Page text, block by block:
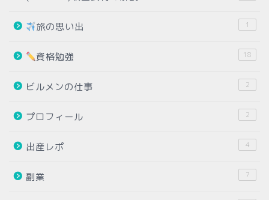
旅の思い出 1
資格勉強 18
ビルメンの仕事 2
プロフィール 2
出産レポ 4
副業 7